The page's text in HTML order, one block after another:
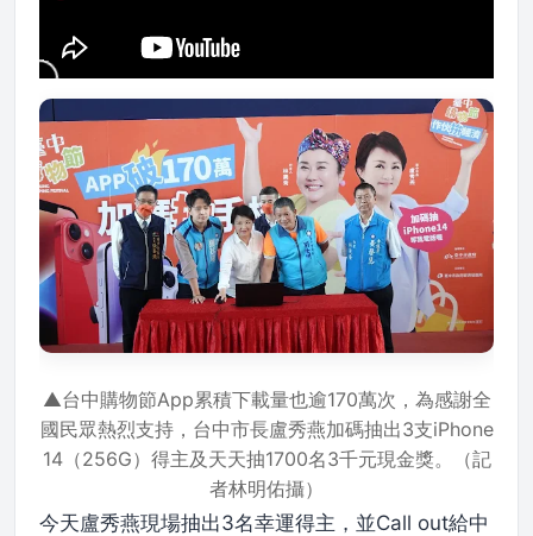
▲台中購物節App累積下載量也逾170萬次，為感謝全
國民眾熱烈支持，台中市長盧秀燕加碼抽出3支iPhone
14（256G）得主及天天抽1700名3千元現金獎。（記
者林明佑攝）
今天盧秀燕現場抽出3名幸運得主，並Call out給中